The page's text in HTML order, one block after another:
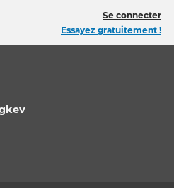
Se connecter
Essayez gratuitement !